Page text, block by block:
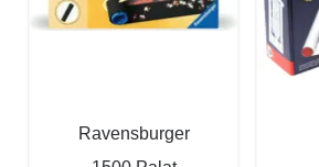
Ravensburger